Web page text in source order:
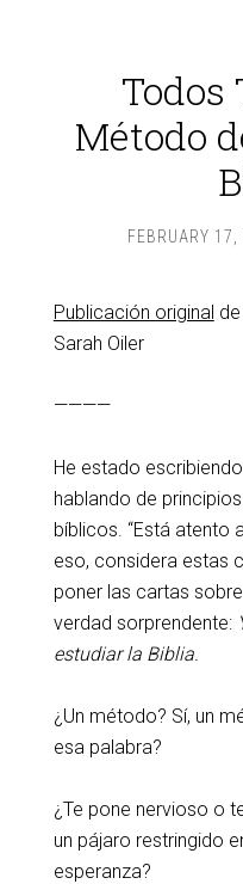
Todos
Método
FEBRUARY
Publicación original
Sarah Oiler
————
He estado
hablando de
bíblicos. “Está atento
eso, considera estas
poner las cartas
verdad sorprendente:
estudiar la Biblia.
¿Un método? Sí, un
esa palabra?
¿Te pone nervioso o
un pájaro restringido
esperanza?